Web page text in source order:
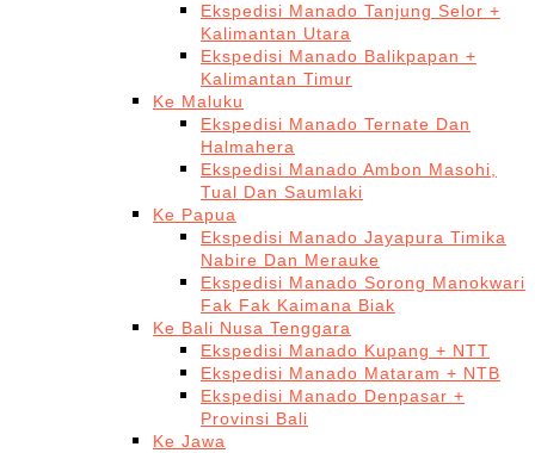
Ekspedisi Manado Tanjung Selor +
Kalimantan Utara
Ekspedisi Manado Balikpapan +
Kalimantan Timur
Ke Maluku
Ekspedisi Manado Ternate Dan
Halmahera
Ekspedisi Manado Ambon Masohi,
Tual Dan Saumlaki
Ke Papua
Ekspedisi Manado Jayapura Timika
Nabire Dan Merauke
Ekspedisi Manado Sorong Manokwari
Fak Fak Kaimana Biak
Ke Bali Nusa Tenggara
Ekspedisi Manado Kupang + NTT
Ekspedisi Manado Mataram + NTB
Ekspedisi Manado Denpasar +
Provinsi Bali
Ke Jawa